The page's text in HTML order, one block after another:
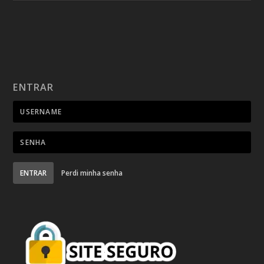
ENTRAR
ENTRAR Perdi minha senha